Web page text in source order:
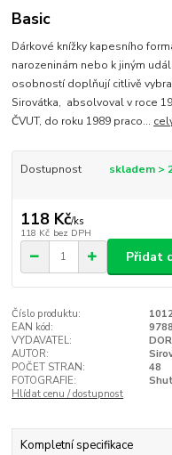
Basic
Dárkové knížky kapesního
narozeninám nebo k jiným
osobností doplňují citlivě
Sirovátka, absolvoval v roce
ČVUT, do roku 1989 praco...
Dostupnost skladem >
118 Kč/ks
118 Kč bez DPH
Přidat
Číslo produktu:
EAN kód:
VYDAVATEL:
AUTOR:
POČET STRAN:
48
FOTOGRAFIE:
Hlídat cenu / dostupnost
Kompletní specifikace